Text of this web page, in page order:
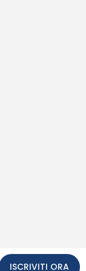
ISCRIVITI ORA